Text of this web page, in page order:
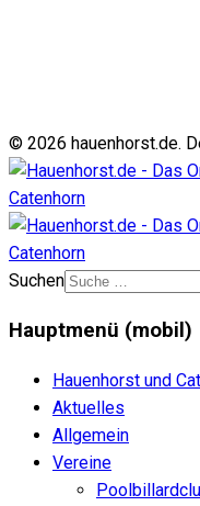
© 2026 hauenhorst.de.
Suchen
Hauptmenü (mobil)
Hauenhorst und
Aktuelles
Allgemein
Vereine